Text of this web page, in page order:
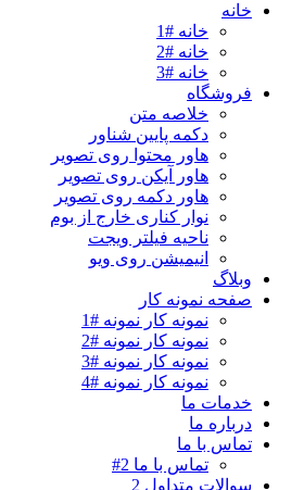
خانه
خانه #1
خانه #2
خانه #3
فروشگاه
خلاصه متن
دکمه پایین شناور
هاور محتوا روی تصویر
هاور آیکن روی تصویر
هاور دکمه روی تصویر
نوار کناری خارج از بوم
ناحیه فیلتر ویجت
انیمیشن روی ویو
وبلاگ
صفحه نمونه کار
نمونه کار نمونه #1
نمونه کار نمونه #2
نمونه کار نمونه #3
نمونه کار نمونه #4
خدمات ما
درباره ما
تماس با ما
تماس با ما 2#
سوالات متداول 2